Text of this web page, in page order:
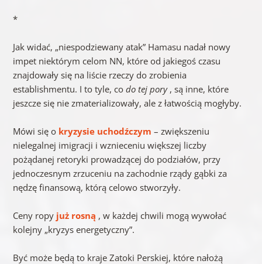
*
Jak widać, „niespodziewany atak” Hamasu nadał nowy
impet niektórym celom NN, które od jakiegoś czasu
znajdowały się na liście rzeczy do zrobienia
establishmentu. I to tyle, co do tej pory, są inne, które
jeszcze się nie zmaterializowały, ale z łatwością mogłyby.
Mówi się o kryzysie uchodźczym – zwiększeniu
nielegalnej imigracji i wznieceniu większej liczby
pożądanej retoryki prowadzącej do podziałów, przy
jednoczesnym zrzuceniu na zachodnie rządy gąbki za
nędzę finansową, którą celowo stworzyły.
Ceny ropy już rosną , w każdej chwili mogą wywołać
kolejny „kryzys energetyczny”.
Być może będą to kraje Zatoki Perskiej, które nałożą